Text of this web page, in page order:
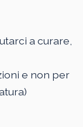
a curare,
e non per